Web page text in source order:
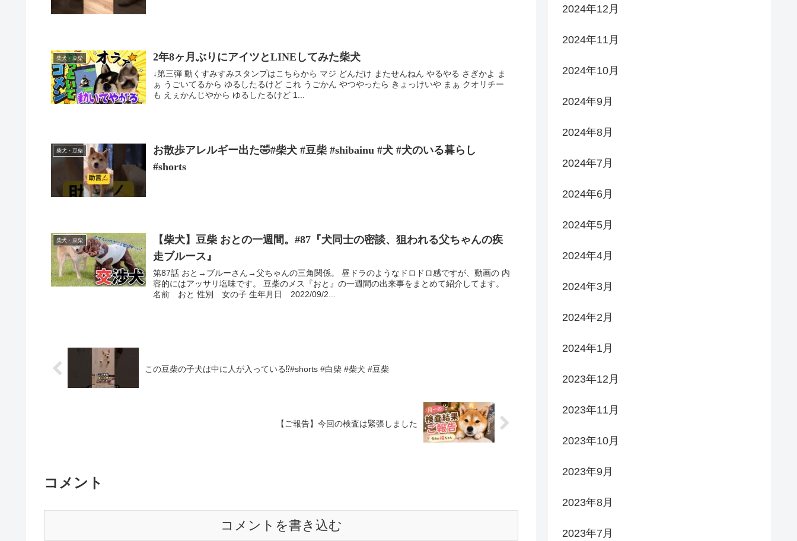
柴犬・豆柴 2年8ヶ月ぶりにアイツとLINEしてみた柴犬
↓第三弾 動くすみすみスタンプはこちらから マジ どんだけ またせんねん やるやる さぎかよ ま
ぁ うごいてるから ゆるしたるけど これ うごかん やつやったら きょっけいや まぁ クオリチー
も えぇかんじやから ゆるしたるけど 1...
柴犬・豆柴
お散歩アレルギー出た🤣#柴犬 #豆柴 #shibainu #犬 #犬のいる暮らし
#shorts
柴犬・豆柴
【柴犬】豆柴 おとの一週間。#87『犬同士の密談、狙われる父ちゃんの疾
走ブルース』
第87話 おと→ブルーさん→父ちゃんの三角関係。 昼ドラのようなドロドロ感ですが、動画の 内
容的にはアッサリ塩味です。 豆柴のメス『おと』の一週間の出来事をまとめて紹介してます。
名前 おと 性別 女の子 生年月日 2022/09/2...
この豆柴の子犬は中に人が入っている⁉#shorts #白柴 #柴犬 #豆柴
【ご報告】今回の検査は緊張しました
コメント
コメントを書き込む
2024年12月
2024年11月
2024年10月
2024年9月
2024年8月
2024年7月
2024年6月
2024年5月
2024年4月
2024年3月
2024年2月
2024年1月
2023年12月
2023年11月
2023年10月
2023年9月
2023年8月
2023年7月